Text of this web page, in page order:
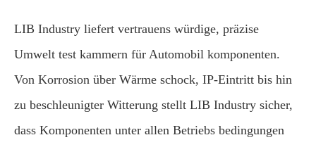
LIB Industry liefert vertrauens würdige, präzise
Umwelt test kammern für Automobil komponenten.
Von Korrosion über Wärme schock, IP-Eintritt bis hin
zu beschleunigter Witterung stellt LIB Industry sicher,
dass Komponenten unter allen Betriebs bedingungen